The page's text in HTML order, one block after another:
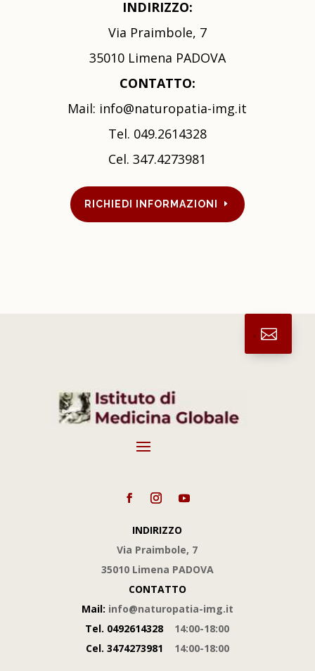
INDIRIZZO:
Via Praimbole, 7
35010 Limena PADOVA
CONTATTO:
Mail: info@naturopatia-img.it
Tel. 049.2614328
Cel.347.4273981
RICHIEDI INFORMAZIONI
.
INDIRIZZO
Via Praimbole, 7
35010 Limena PADOVA
CONTATTO
Mail: info@naturopatia-img.it
Tel. 0492614328 14:00-18:00
Cel. 3474273981 14:00-18:00